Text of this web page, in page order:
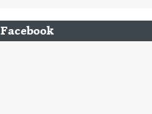
Facebook